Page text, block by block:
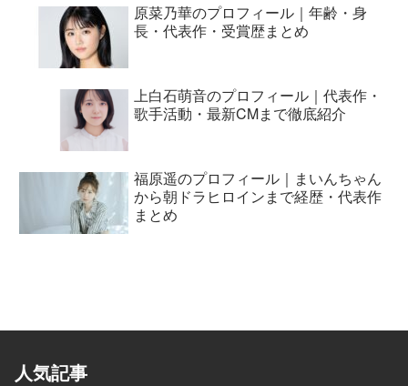
原菜乃華のプロフィール｜年齢・身
長・代表作・受賞歴まとめ
上白石萌音のプロフィール｜代表作・
歌手活動・最新CMまで徹底紹介
福原遥のプロフィール｜まいんちゃん
から朝ドラヒロインまで経歴・代表作
まとめ
人気記事